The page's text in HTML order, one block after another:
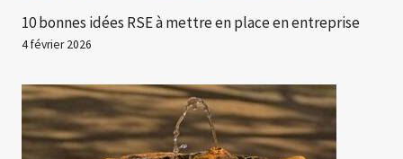
10 bonnes idées RSE à mettre en place en entreprise
4 février 2026